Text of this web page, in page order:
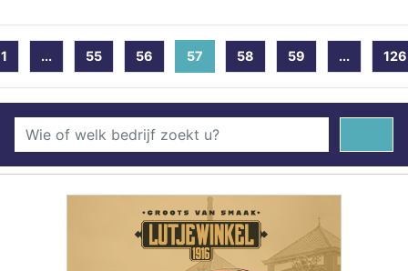
1 ... 55 56 57 (current)
58 59 ... 126